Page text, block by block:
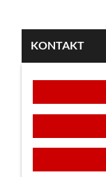
KONTAKT